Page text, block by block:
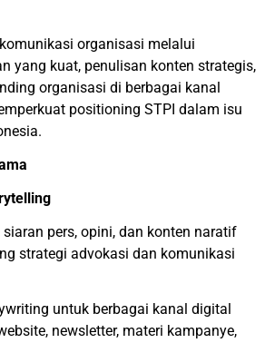
organisasi melalui
yang kuat, penulisan konten strategis,
organisasi di berbagai kanal
positioning STPI dalam isu
pers, opini, dan konten naratif
strategi advokasi dan komunikasi
untuk berbagai kanal digital
newsletter, materi kampanye,